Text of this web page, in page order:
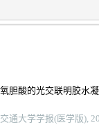
胆酸的光交联明胶水
通大学学报(医学版),